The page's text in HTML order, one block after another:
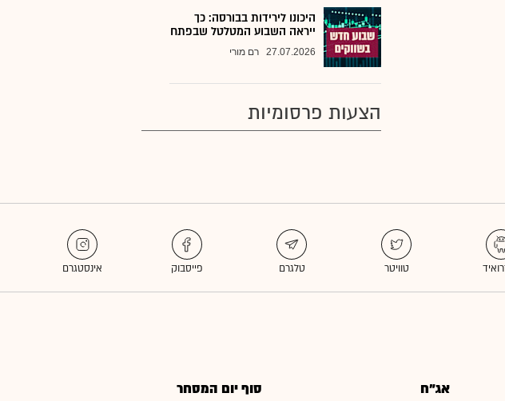
היכונו לירידות בבורסה: כך
ייראה השבוע המטלטל שבפתח
27.07.2026 רם מורי
הצעות פרסומיות
אג"ח סוף יום המסחר